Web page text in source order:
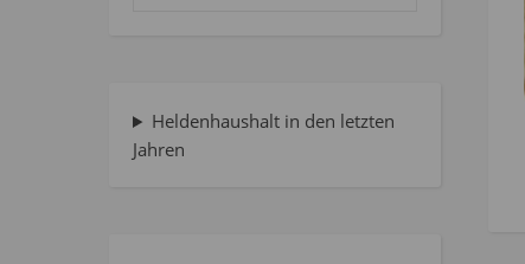
Heldenhaushalt in den letzten
Jahren